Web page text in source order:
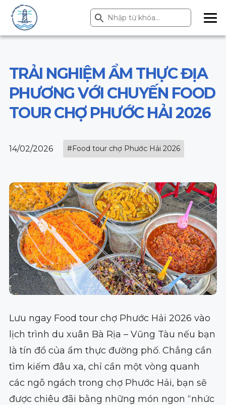
Search
for:
Search Button
ME
NU
TRẢI NGHIỆM ẨM THỰC ĐỊA
PHƯƠNG VỚI CHUYẾN FOOD
TOUR CHỢ PHƯỚC HẢI 2026
14/02/2026 #Food tour chợ Phước Hải 2026
Lưu ngay Food tour chợ Phước Hải 2026 vào
lịch trình du xuân Bà Rịa – Vũng Tàu nếu bạn
là tín đồ của ẩm thực đường phố. Chẳng cần
tìm kiếm đâu xa, chỉ cần một vòng quanh
các ngõ ngách trong chợ Phước Hải, bạn sẽ
được chiêu đãi bằng những món ngon “nhức